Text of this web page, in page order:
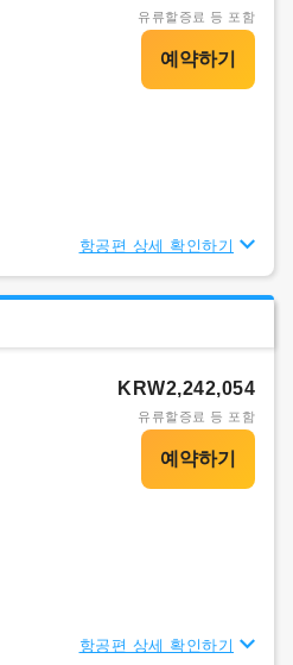
유류할증료 등 포함
항공편 상세 확인하기
KRW2,242,054
유류할증료 등 포함
항공편 상세 확인하기